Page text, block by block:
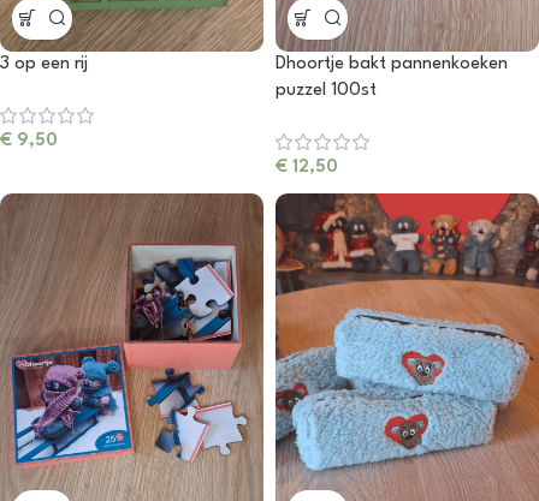
3 op een rij
€ 9,50
Dhoortje bakt pannenkoeken
puzzel 100st
€ 12,50